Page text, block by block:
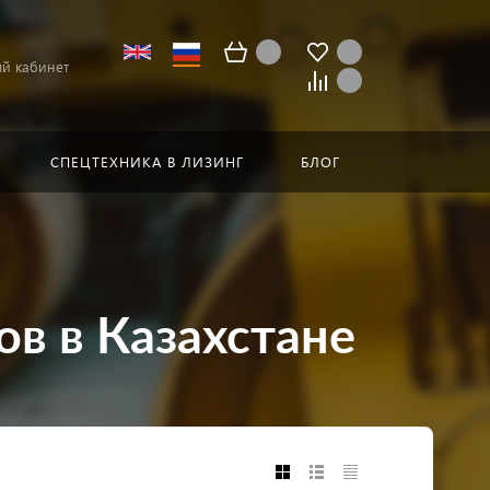
кабинет
СПЕЦТЕХНИКА В ЛИЗИНГ БЛОГ
в Казахстане